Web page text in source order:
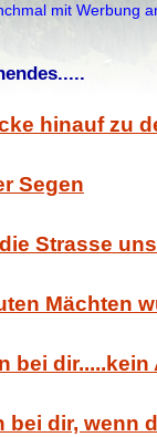
mit Werbung
hinauf zu
Segen
Strasse
Mächten
bei
bei dir, wenn